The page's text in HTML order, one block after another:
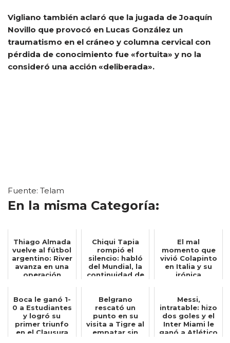
Vigliano también aclaró que la jugada de Joaquín
Novillo que provocó en Lucas González un
traumatismo en el cráneo y columna cervical con
pérdida de conocimiento fue «fortuita» y no la
consideró una acción «deliberada».
Fuente: Telam
En la misma Categoría:
Thiago Almada
vuelve al fútbol
argentino: River
avanza en una
operación
Chiqui Tapia
rompió el
silencio: habló
del Mundial, la
continuidad de
El mal
momento que
vivió Colapinto
en Italia y su
irónica
Boca le ganó 1-
0 a Estudiantes
y logró su
primer triunfo
en el Clausura
Belgrano
rescató un
punto en su
visita a Tigre al
empatar sin
Messi,
intratable: hizo
dos goles y el
Inter Miami le
ganó a Atlético